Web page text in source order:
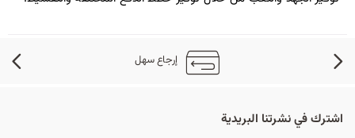
إرجاع سهل
اشترك في نشرتنا البريدية